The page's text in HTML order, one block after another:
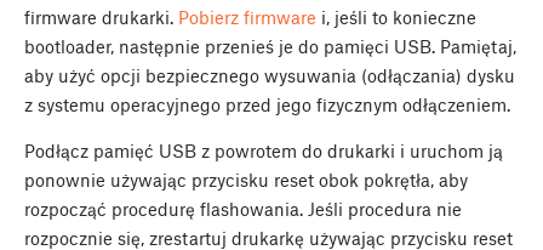
firmware drukarki. Pobierz firmware i, jeśli to konieczne
bootloader, następnie przenieś je do pamięci USB. Pamiętaj,
aby użyć opcji bezpiecznego wysuwania (odłączania) dysku
z systemu operacyjnego przed jego fizycznym odłączeniem.
Podłącz pamięć USB z powrotem do drukarki i uruchom ją
ponownie używając przycisku reset obok pokrętła, aby
rozpocząć procedurę flashowania. Jeśli procedura nie
rozpocznie się, zrestartuj drukarkę używając przycisku reset